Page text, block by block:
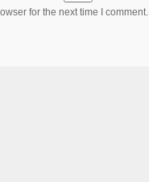
for the next time I comment.